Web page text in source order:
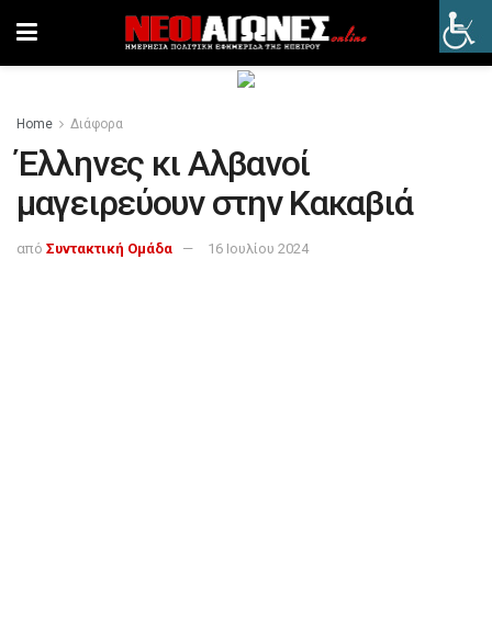
Home Διάφορα
Έλληνες κι Αλβανοί
μαγειρεύουν στην Κακαβιά
από Συντακτική Ομάδα 16 Ιουλίου 2024